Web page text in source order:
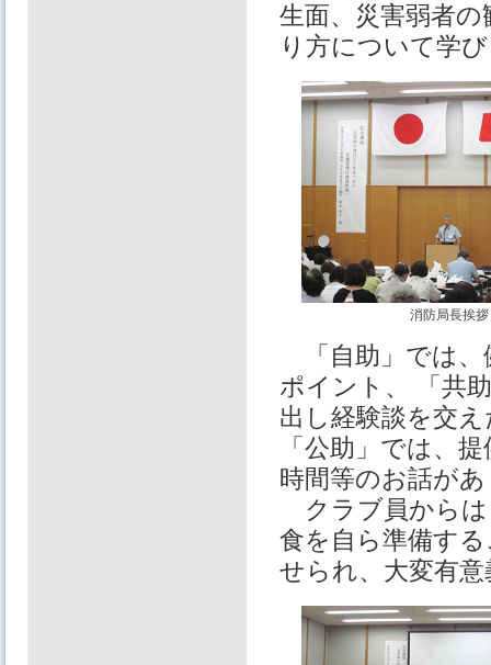
生面、災害弱者
り方について学
消防局長挨拶
「自助」では、
ポイント、 「共
出し経験談を交
「公助」では、
時間等のお話が
クラブ員からは
食を自ら準備す
せられ、大変有